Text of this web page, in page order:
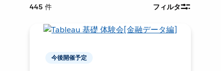
445 件 フィルタ
今後開催予定